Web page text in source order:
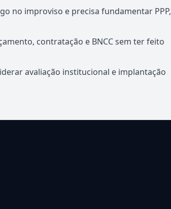
no improviso e precisa fundamentar PPP,
contratação e BNCC sem ter feito
avaliação institucional e implantação